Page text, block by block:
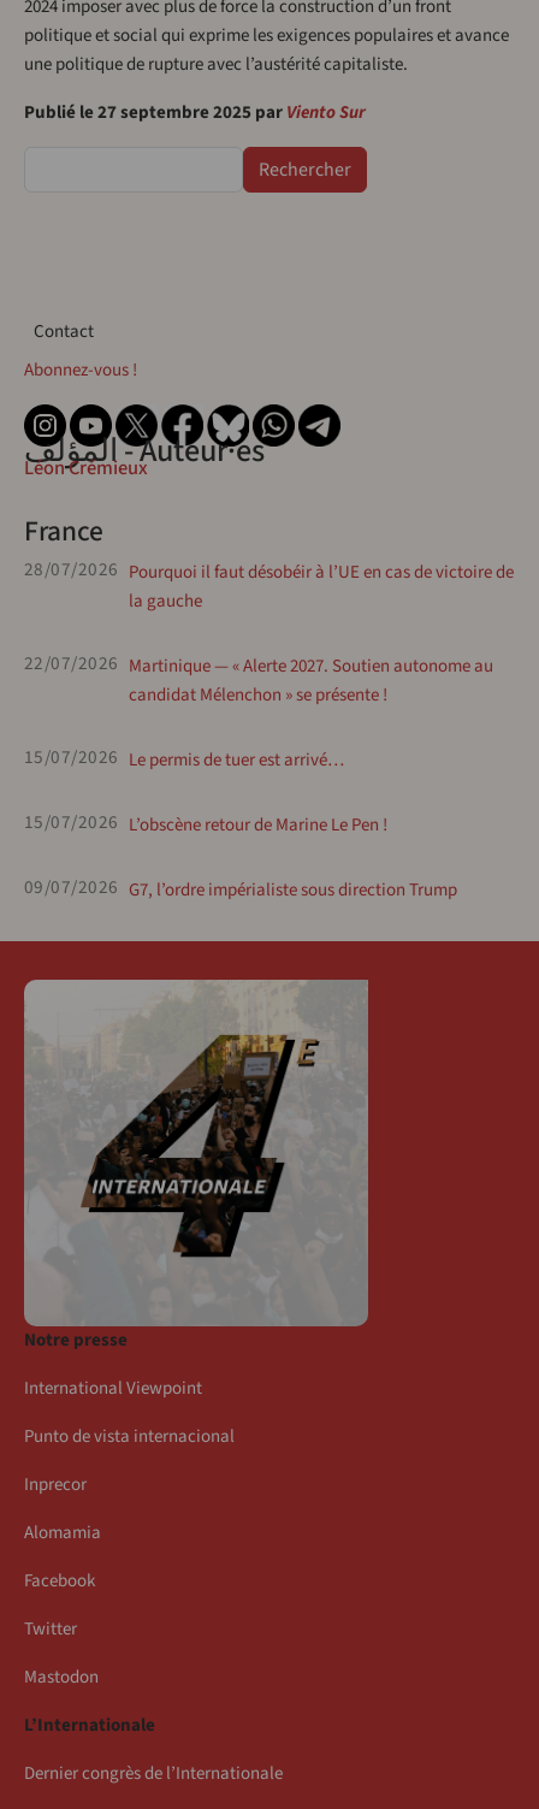
2024 imposer avec plus de force la construction d’un front
politique et social qui exprime les exigences populaires et avance
une politique de rupture avec l’austérité capitaliste.
Publié le 27 septembre 2025 parViento Sur
Contact
Contact
Abonnez-vous !
المؤلف - Auteur·esLéon Crémieux
France
28/07/2026 Pourquoi il faut désobéir à l’UE en cas de victoire de
la gauche
22/07/2026 Martinique — « Alerte 2027. Soutien autonome au
candidat Mélenchon » se présente !
15/07/2026 Le permis de tuer est arrivé…
15/07/2026 L’obscène retour de Marine Le Pen !
09/07/2026 G7, l’ordre impérialiste sous direction Trump
Notre presse
International Viewpoint
Punto de vista internacional
Inprecor
Alomamia
Facebook
Twitter
Mastodon
L’Internationale
Dernier congrès de l’Internationale